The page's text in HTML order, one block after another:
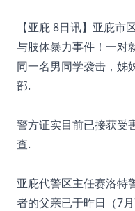
【亚庇 8日讯】亚庇
与肢体暴力事件！一对
同一名男同学袭击，姊
部.
警方证实目前已接获受
查.
亚庇代警区主任赛洛特
者的父亲已于昨日（7